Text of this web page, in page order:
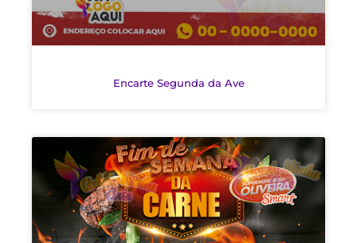
Encarte Segunda da Ave